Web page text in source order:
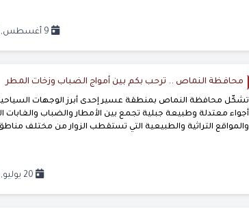
9 أغسطس, 2026
محافظة النماص .. ترحب بكم بين أمواج الضباب وزخات المطر
تشكّل محافظة النماص بمنطقة عسير إحدى أبرز الوجهات
أجواء معتدلة وطبيعة جبلية تجمع بين الأمطار والضباب والغابات
والمواقع التراثية والطبيعية التي تستقطب الزوار من مختلف
20 يوليو, 2026